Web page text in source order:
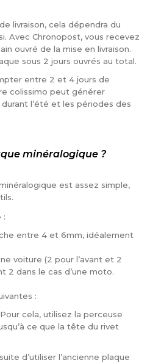
livraison, cela dépendra du
Avec Chronopost, vous recevez
ouvré de la mise en livraison.
sous 2 jours ouvrés au total.
entre 2 et 4 jours de
colissimo peut générer
l’été et les périodes des
minéralogique ?
est assez simple,
:
entre 4 et 6mm, idéalement
voiture (2 pour l’avant et 2
2 dans le cas d’une moto.
:
cela, utilisez la perceuse
ce que la tête du rivet
d’utiliser l’ancienne plaque